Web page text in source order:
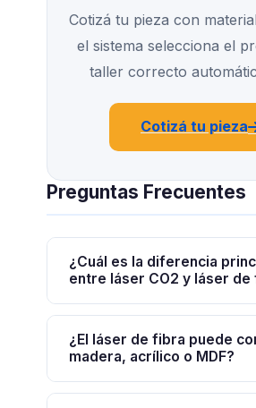
Cotizá tu pieza con
el sistema selecciona el
taller correcto
Cotizá tu pieza
Preguntas Frecuentes
¿Cuál es la diferencia
entre láser CO2 y láser de
¿El láser de fibra puede
madera, acrílico o MDF?